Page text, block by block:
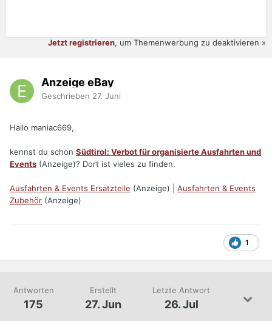
Jetzt registrieren, um Themenwerbung zu deaktivieren »
Anzeige eBay
Geschrieben 27. Juni
Hallo maniac669,
kennst du schon Südtirol: Verbot für organisierte Ausfahrten und
Events (Anzeige)? Dort ist vieles zu finden.
Ausfahrten & Events Ersatzteile (Anzeige) | Ausfahrten & Events
Zubehör (Anzeige)
1
Antworten
175
Erstellt
27. Jun
Letzte Antwort
26. Jul